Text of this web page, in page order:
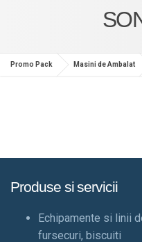
Promo Pack Masini de Ambalat
Produse si servicii
Echipamente si linii
fursecuri, biscuiti